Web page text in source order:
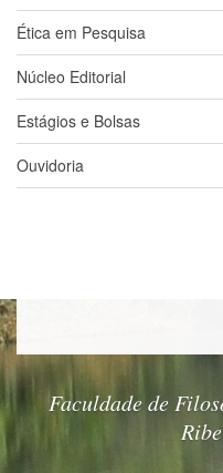
Diplomas
Disponíveis
Editais
Formulários
Histórico
Matrícula
Twitter
Ética em Pesquisa
Núcleo Editorial
Estágios e Bolsas
Ouvidoria
Faculdade de